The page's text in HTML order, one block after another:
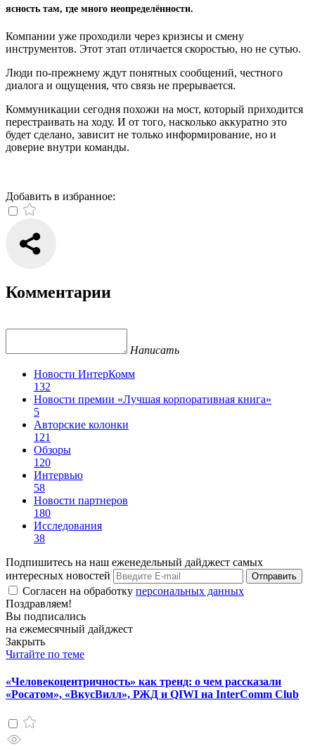
ясность там, где много неопределённости.
Компании уже проходили через кризисы и смену
инструментов. Этот этап отличается скоростью, но не сутью.
Люди по-прежнему ждут понятных сообщений, честного
диалога и ощущения, что связь не прерывается.
Коммуникации сегодня похожи на мост, который приходится
перестраивать на ходу. И от того, насколько аккуратно это
будет сделано, зависит не только информирование, но и
доверие внутри команды.
Добавить в избранное:
Комментарии
Написать
Новости ИнтерКомм
132
Новости премии «Лучшая корпоративная книга»
5
Авторские колонки
121
Обзоры
120
Интервью
58
Новости партнеров
180
Исследования
38
Подпишитесь на наш еженедельный дайджест самых
интересных новостей
Отправить
Согласен на обработку персональных данных
Поздравляем!
Вы подписались
на ежемесячный дайджест
Закрыть
Читайте по теме
«Человекоцентричность» как тренд: о чем рассказали
«Росатом», «ВкусВилл», РЖД и QIWI на InterComm Club